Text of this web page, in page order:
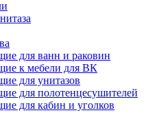
для ванн и раковин
к мебели для ВК
для унитазов
для полотенцесушителей
для кабин и уголков